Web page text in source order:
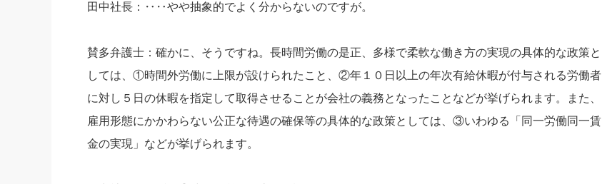
田中社長：‥‥やや抽象的でよく分からないのですが。
賛多弁護士：確かに、そうですね。長時間労働の是正、多様で柔軟な働き方の実現の具体的な政策と
しては、①時間外労働に上限が設けられたこと、②年１０日以上の年次有給休暇が付与される労働者
に対し５日の休暇を指定して取得させることが会社の義務となったことなどが挙げられます。また、
雇用形態にかかわらない公正な待遇の確保等の具体的な政策としては、③いわゆる「同一労働同一賃
金の実現」などが挙げられます。